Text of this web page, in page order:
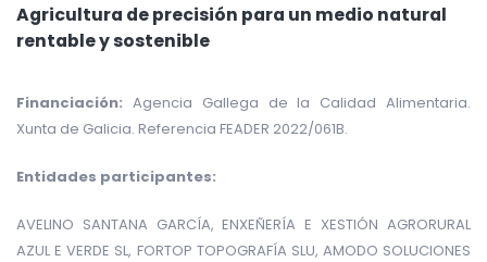
Agricultura de precisión para un medio natural
rentable y sostenible
Financiación: Agencia Gallega de la Calidad Alimentaria.
Xunta de Galicia. Referencia FEADER 2022/061B.
Entidades participantes:
AVELINO SANTANA GARCÍA, ENXEÑERÍA E XESTIÓN AGRORURAL
AZUL E VERDE SL, FORTOP TOPOGRAFÍA SLU, AMODO SOLUCIONES